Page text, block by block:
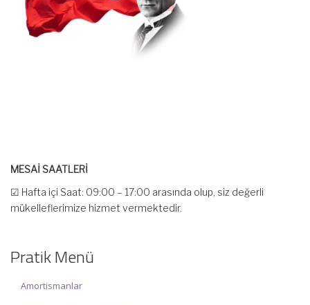
MESAİ SAATLERİ
☑ Hafta içi Saat: 09:00 – 17:00 arasında olup, siz değerli
mükelleflerimize hizmet vermektedir.
İlgi ve anlayışınız için İNCİ MUHASEBE MÜŞAVİRLİK Ailesi olarak
teşekkür ederiz.
Pratik Menü
Amortismanlar